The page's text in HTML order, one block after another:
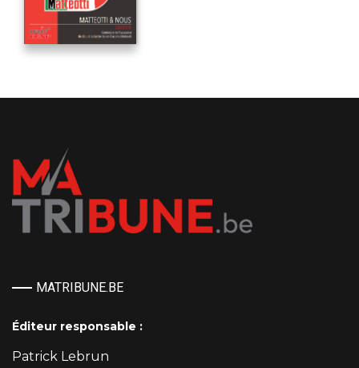
MATRIBUNE.BE
Éditeur responsable :
Patrick Lebrun